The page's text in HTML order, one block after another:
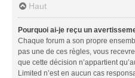
Haut
Pourquoi ai-je reçu un
Chaque forum a son propre
pas une de ces règles, vous
que cette décision n’appartient
Limited n’est en aucun cas